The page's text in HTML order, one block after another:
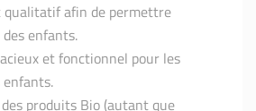
afin de permettre
enfants.
et fonctionnel pour les
produits Bio (autant que